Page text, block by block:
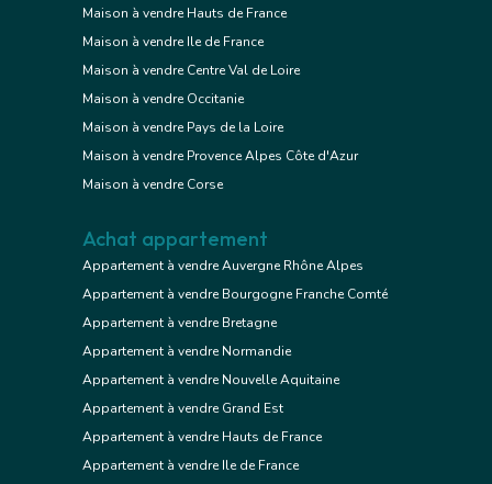
Maison à vendre Hauts de France
Maison à vendre Ile de France
Maison à vendre Centre Val de Loire
Maison à vendre Occitanie
Maison à vendre Pays de la Loire
Maison à vendre Provence Alpes Côte d'Azur
Maison à vendre Corse
Achat appartement
Appartement à vendre Auvergne Rhône Alpes
Appartement à vendre Bourgogne Franche Comté
Appartement à vendre Bretagne
Appartement à vendre Normandie
Appartement à vendre Nouvelle Aquitaine
Appartement à vendre Grand Est
Appartement à vendre Hauts de France
Appartement à vendre Ile de France